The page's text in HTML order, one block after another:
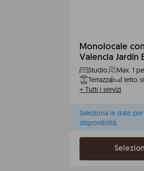
Monolocale
Valencia Jardín
Studio Max. 1
Terrazza
1 letto
+ Tutti i servizi
Seleziona le date
disponibilità